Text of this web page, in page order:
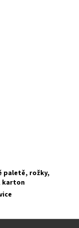
paletě, rožky,
karton